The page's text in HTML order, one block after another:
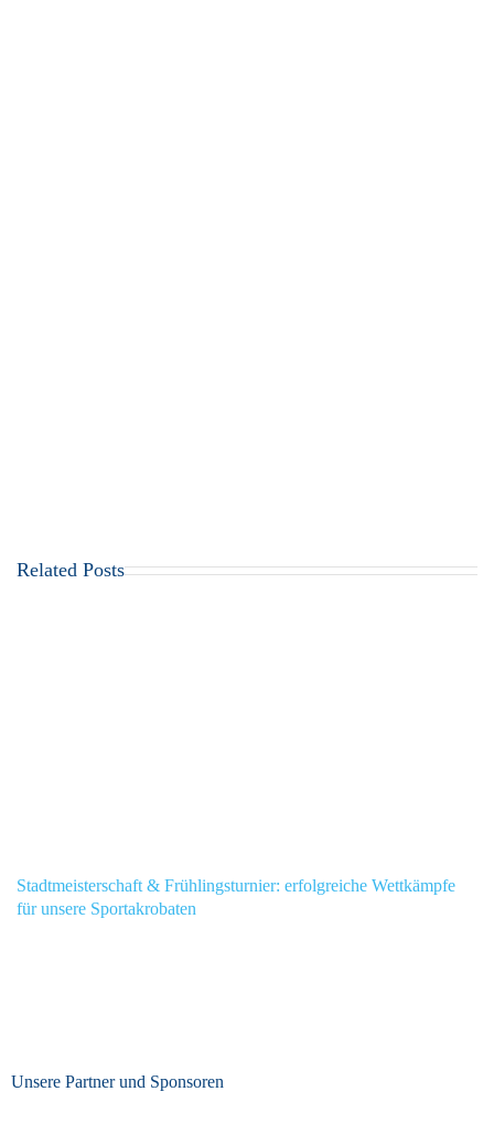
Related Posts
Stadtmeisterschaft & Frühlingsturnier: erfolgreiche Wettkämpfe
für unsere Sportakrobaten
Unsere Partner und Sponsoren